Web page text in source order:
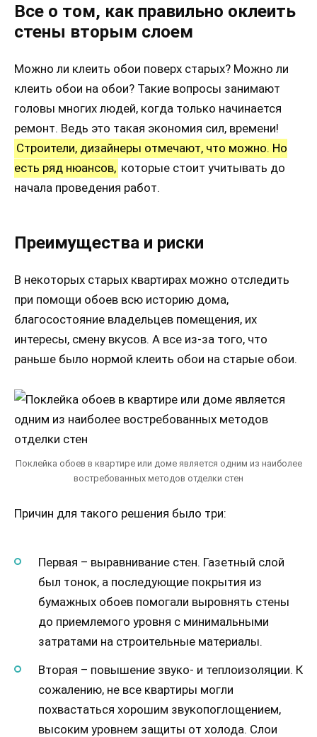
Все о том, как правильно оклеить
стены вторым слоем
Можно ли клеить обои поверх старых? Можно ли
клеить обои на обои? Такие вопросы занимают
головы многих людей, когда только начинается
ремонт. Ведь это такая экономия сил, времени!
Строители, дизайнеры отмечают, что можно. Но
есть ряд нюансов, которые стоит учитывать до
начала проведения работ.
Преимущества и риски
В некоторых старых квартирах можно отследить
при помощи обоев всю историю дома,
благосостояние владельцев помещения, их
интересы, смену вкусов. А все из-за того, что
раньше было нормой клеить обои на старые обои.
Поклейка обоев в квартире или доме является одним из наиболее
востребованных методов отделки стен
Причин для такого решения было три:
Первая – выравнивание стен. Газетный слой
был тонок, а последующие покрытия из
бумажных обоев помогали выровнять стены
до приемлемого уровня с минимальными
затратами на строительные материалы.
Вторая – повышение звуко- и теплоизоляции. К
сожалению, не все квартиры могли
похвастаться хорошим звукопоглощением,
высоким уровнем защиты от холода. Слои